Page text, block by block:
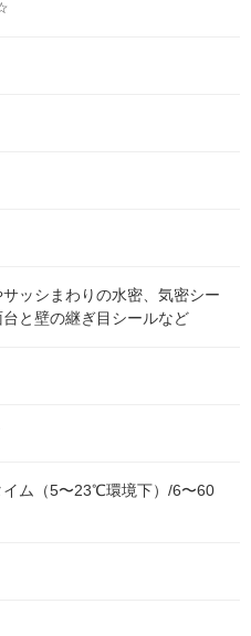
ッシまわりの水密、気密シー
と壁の継ぎ目シールなど
イム（5〜23℃環境下）/6〜60